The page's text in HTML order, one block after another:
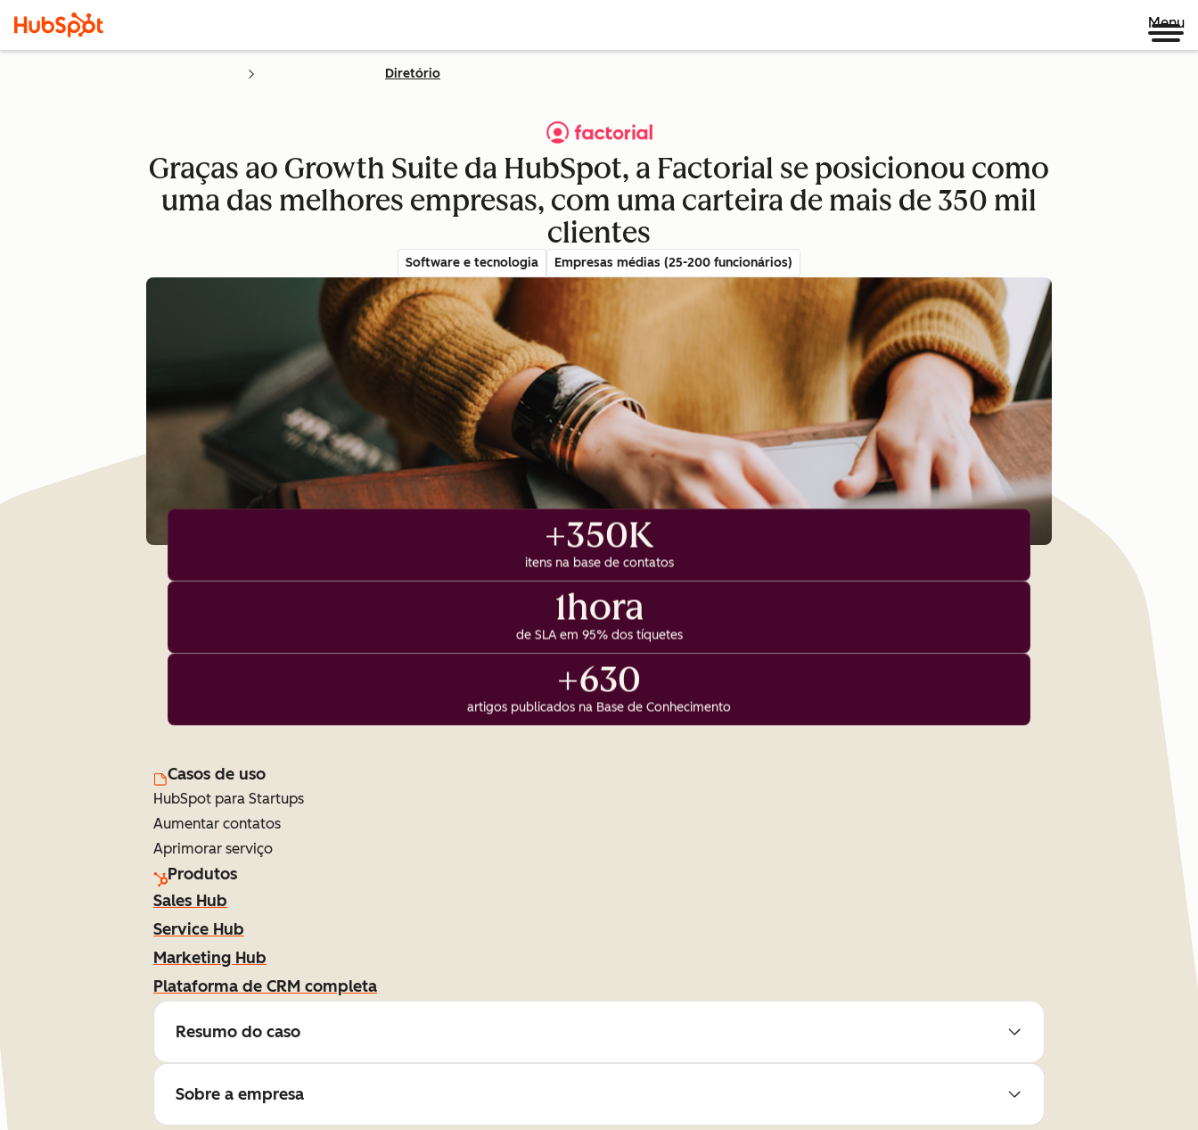
Menu
Diretório
Graças ao Growth Suite da HubSpot, a Factorial se posicionou como
uma das melhores empresas, com uma carteira de mais de 350 mil
clientes
Software e tecnologia Empresas médias (25-200 funcionários)
+350K
itens na base de contatos
1hora
de SLA em 95% dos tíquetes
+630
artigos publicados na Base de Conhecimento
Casos de uso
HubSpot para Startups
Aumentar contatos
Aprimorar serviço
Produtos
Sales Hub
Service Hub
Marketing Hub
Plataforma de CRM completa
Resumo do caso
Sobre a empresa